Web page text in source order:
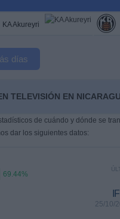
KA Akureyri
días
TELEVISIÓN EN
de cuándo y dónde se
dar los siguientes datos:
69.44%
25/10/